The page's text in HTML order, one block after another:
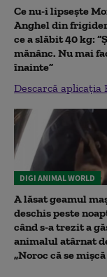
Ce nu-i lipsește
Anghel din
ce a slăbit 40 kg:
mănânc. Nu mai
înainte”
Descarcă aplicația
DIGI ANIMAL WORLD
A lăsat geamul
deschis peste
când s-a trezit a
animalul atârnat
„Noroc că se